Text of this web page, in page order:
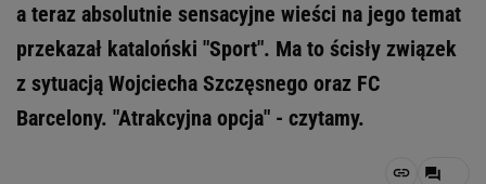
a teraz absolutnie sensacyjne wieści na jego temat
przekazał kataloński "Sport". Ma to ścisły związek
z sytuacją Wojciecha Szczęsnego oraz FC
Barcelony. "Atrakcyjna opcja" - czytamy.